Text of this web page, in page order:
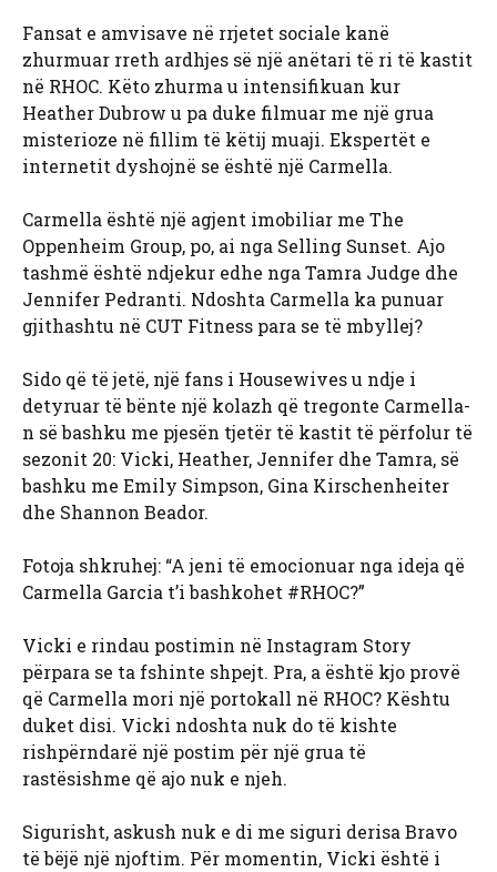
Fansat e amvisave në rrjetet sociale kanë
zhurmuar rreth ardhjes së një anëtari të ri të kastit
në RHOC. Këto zhurma u intensifikuan kur
Heather Dubrow u pa duke filmuar me një grua
misterioze në fillim të këtij muaji. Ekspertët e
internetit dyshojnë se është një Carmella.
Carmella është një agjent imobiliar me The
Oppenheim Group, po, ai nga Selling Sunset. Ajo
tashmë është ndjekur edhe nga Tamra Judge dhe
Jennifer Pedranti. Ndoshta Carmella ka punuar
gjithashtu në CUT Fitness para se të mbyllej?
Sido që të jetë, një fans i Housewives u ndje i
detyruar të bënte një kolazh që tregonte Carmella-
n së bashku me pjesën tjetër të kastit të përfolur të
sezonit 20: Vicki, Heather, Jennifer dhe Tamra, së
bashku me Emily Simpson, Gina Kirschenheiter
dhe Shannon Beador.
Fotoja shkruhej: “A jeni të emocionuar nga ideja që
Carmella Garcia t’i bashkohet #RHOC?”
Vicki e rindau postimin në Instagram Story
përpara se ta fshinte shpejt. Pra, a është kjo provë
që Carmella mori një portokall në RHOC? Kështu
duket disi. Vicki ndoshta nuk do të kishte
rishpërndarë një postim për një grua të
rastësishme që ajo nuk e njeh.
Sigurisht, askush nuk e di me siguri derisa Bravo
të bëjë një njoftim. Për momentin, Vicki është i